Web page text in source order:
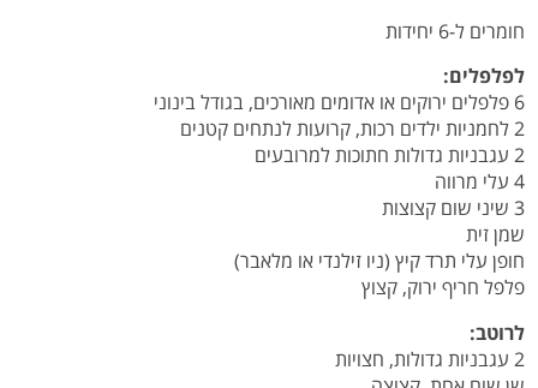
חומרים ל-6 יחידות
לפלפלים:
6 פלפלים ירוקים או אדומים מאורכים, בגודל בינוני
2 לחמניות ילדים רכות, קרועות לנתחים קטנים
2 עגבניות גדולות חתוכות למרובעים
4 עלי מרווה
3 שיני שום קצוצות
שמן זית
חופן עלי תרד קיץ (ניו זילנדי או מלאבר)
פלפל חריף ירוק, קצוץ
לרוטב:
2 עגבניות גדולות, חצויות